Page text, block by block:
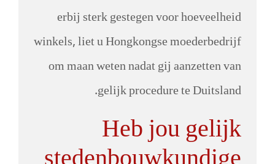
erbij sterk gestegen voor hoeveelheid
winkels, liet u Hongkongse moederbedrijf
om maan weten nadat gij aanzetten van
gelijk procedure te Duitsland.
Heb jou gelijk